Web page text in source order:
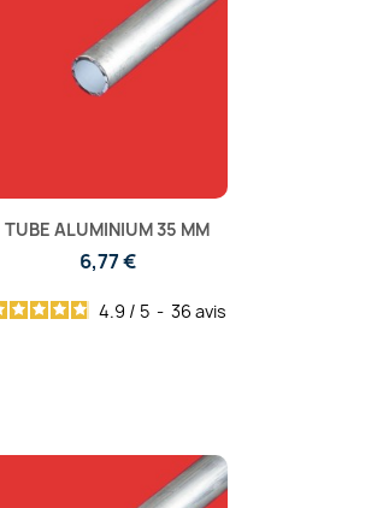
TUBE ALUMINIUM 35 MM
6,77 €
4.9 / 5 - 36 avis